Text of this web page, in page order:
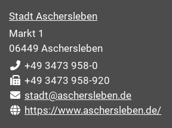
Stadt Aschersleben
Markt 1
06449 Aschersleben
+49 3473 958-0
+49 3473 958-920
stadt@aschersleben.de
https://www.aschersleben.de/